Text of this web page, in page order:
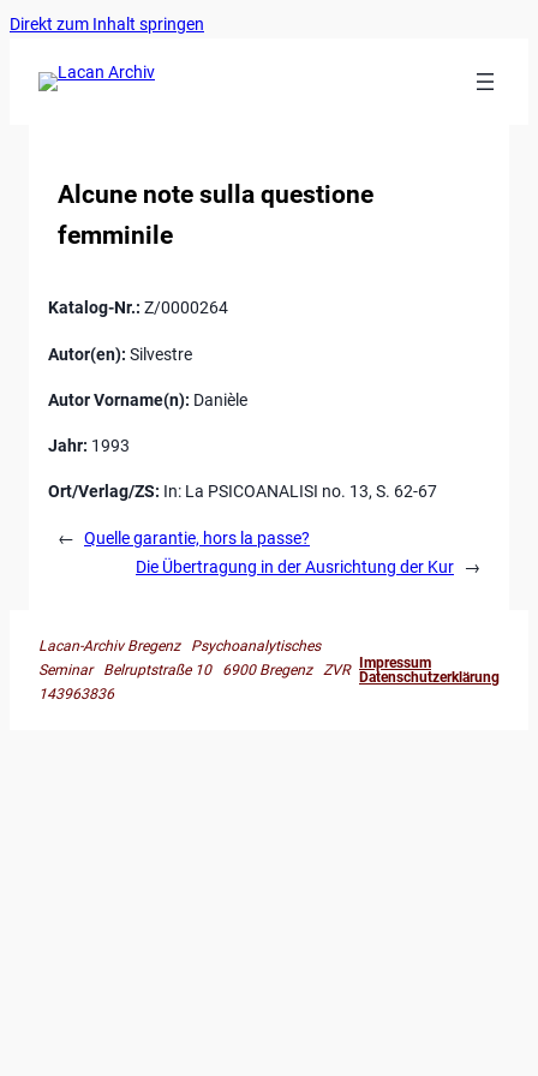
Direkt zum Inhalt springen
Alcune note sulla questione
femminile
Katalog-Nr.: Z/0000264
Autor(en): Silvestre
Autor Vorname(n): Danièle
Jahr: 1993
Ort/Verlag/ZS: In: La PSICOANALISI no. 13, S. 62-67
← Quelle garantie, hors la passe?
Die Übertragung in der Ausrichtung der Kur
→
Lacan-Archiv Bregenz Psychoanalytisches
Seminar Belruptstraße 10 6900 Bregenz ZVR
143963836
Impressum
Datenschutzerklärung